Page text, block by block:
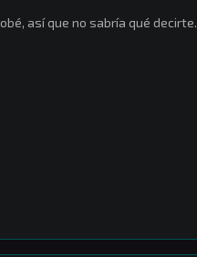
así que no sabría qué decirte.